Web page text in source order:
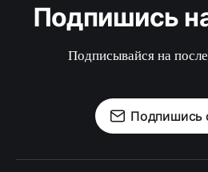
Подпишись
Подписывайся на
Подпишись